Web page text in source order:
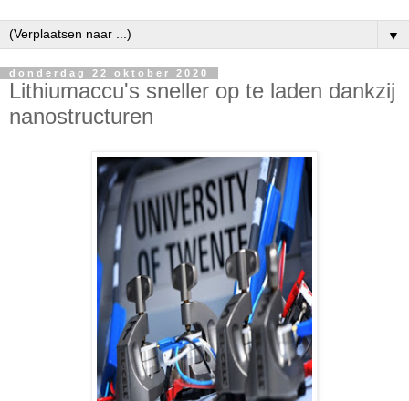
▼
donderdag 22 oktober 2020
Lithiumaccu's sneller op te laden dankzij
nanostructuren